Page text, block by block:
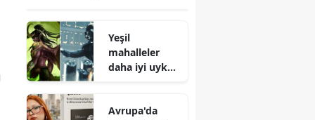
Yeşil
mahalleler
daha iyi uyku
Avrupa'da